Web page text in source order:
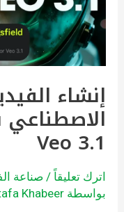
إنشاء
Veo 3.1
اترك تعليقاً /صناعة
بواسطة Khabeer
Gemini
مع
Veo
3.1